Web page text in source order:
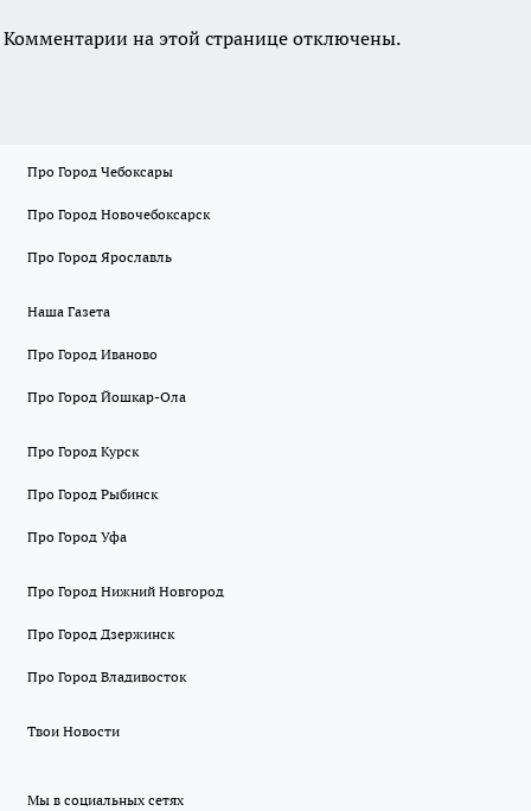
Комментарии на этой странице отключены.
Про Город Чебоксары
Про Город Новочебоксарск
Про Город Ярославль
Наша Газета
Про Город Иваново
Про Город Йошкар-Ола
Про Город Курск
Про Город Рыбинск
Про Город Уфа
Про Город Нижний Новгород
Про Город Дзержинск
Про Город Владивосток
Твои Новости
Мы в социальных сетях